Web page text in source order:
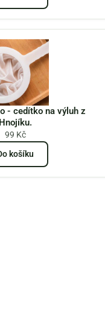
- cedítko na výluh z
Hnojíku.
99 Kč
košíku